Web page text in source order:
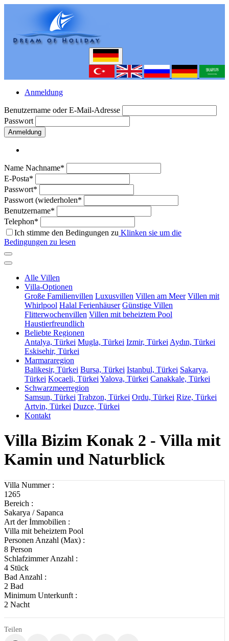
Anmeldung
Benutzername oder E-Mail-Adresse
Passwort
Anmeldung
Name Nachname*
E-Posta*
Passwort*
Passwort (wiederholen*
Benutzername*
Telephon*
Ich stimme den Bedingungen zu Klinken sie um die
Bedingungen zu lesen
Alle Villen
Villa-Optionen
Große Familienvillen Luxusvillen Villen am Meer Villen mit
Whirlpool Halal Ferienhäuser Günstige Villen
Flitterwochenvillen Villen mit beheiztem Pool
Haustierfreundlich
Beliebte Regionen
Antalya, Türkei Mugla, Türkei Izmir, Türkei Aydın, Türkei
Eskisehir, Türkei
Marmararegion
Balikesir, Türkei Bursa, Türkei Istanbul, Türkei Sakarya,
Türkei Kocaeli, Türkei Yalova, Türkei Canakkale, Türkei
Schwarzmeerregion
Samsun, Türkei Trabzon, Türkei Ordu, Türkei Rize, Türkei
Artvin, Türkei Duzce, Türkei
Kontakt
Villa Bizim Konak 2 - Villa mit
Kamin und Naturblick
Villa Nummer :
1265
Bereich :
Sakarya / Sapanca
Art der İmmobilien :
Villa mit beheiztem Pool
Personen Anzahl (Max) :
8 Person
Schlafzimmer Anzahl :
4 Stück
Bad Anzahl :
2 Bad
Minimum Unterkunft :
2 Nacht
Teilen